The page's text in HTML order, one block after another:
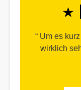
Um es kurz
wirklich